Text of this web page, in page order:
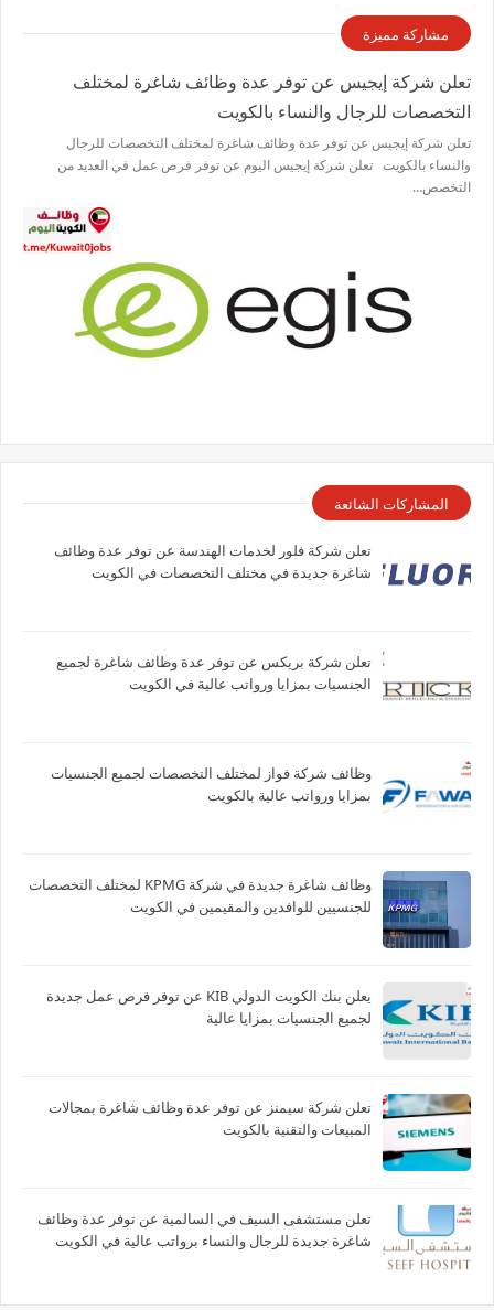
مشاركة مميزة
تعلن شركة إيجيس عن توفر عدة وظائف شاغرة لمختلف
التخصصات للرجال والنساء بالكويت
تعلن شركة إيجيس عن توفر عدة وظائف شاغرة لمختلف التخصصات للرجال
والنساء بالكويت تعلن شركة إيجيس اليوم عن توفر فرص عمل في العديد من
التخصص…
المشاركات الشائعة
تعلن شركة فلور لخدمات الهندسة عن توفر عدة وظائف
شاغرة جديدة في مختلف التخصصات في الكويت
تعلن شركة بريكس عن توفر عدة وظائف شاغرة لجميع
الجنسيات بمزايا ورواتب عالية في الكويت
وظائف شركة فواز لمختلف التخصصات لجميع الجنسيات
بمزايا ورواتب عالية بالكويت
وظائف شاغرة جديدة في شركة ‏KPMG لمختلف التخصصات
للجنسيين للوافدين والمقيمين في الكويت
يعلن بنك الكويت الدولي KIB عن توفر فرص عمل جديدة
لجميع الجنسيات بمزايا عالية
تعلن شركة سيمنز عن توفر عدة وظائف شاغرة بمجالات
المبيعات والتقنية بالكويت
تعلن مستشفى السيف في السالمية عن توفر عدة وظائف
شاغرة جديدة للرجال والنساء برواتب عالية في الكويت